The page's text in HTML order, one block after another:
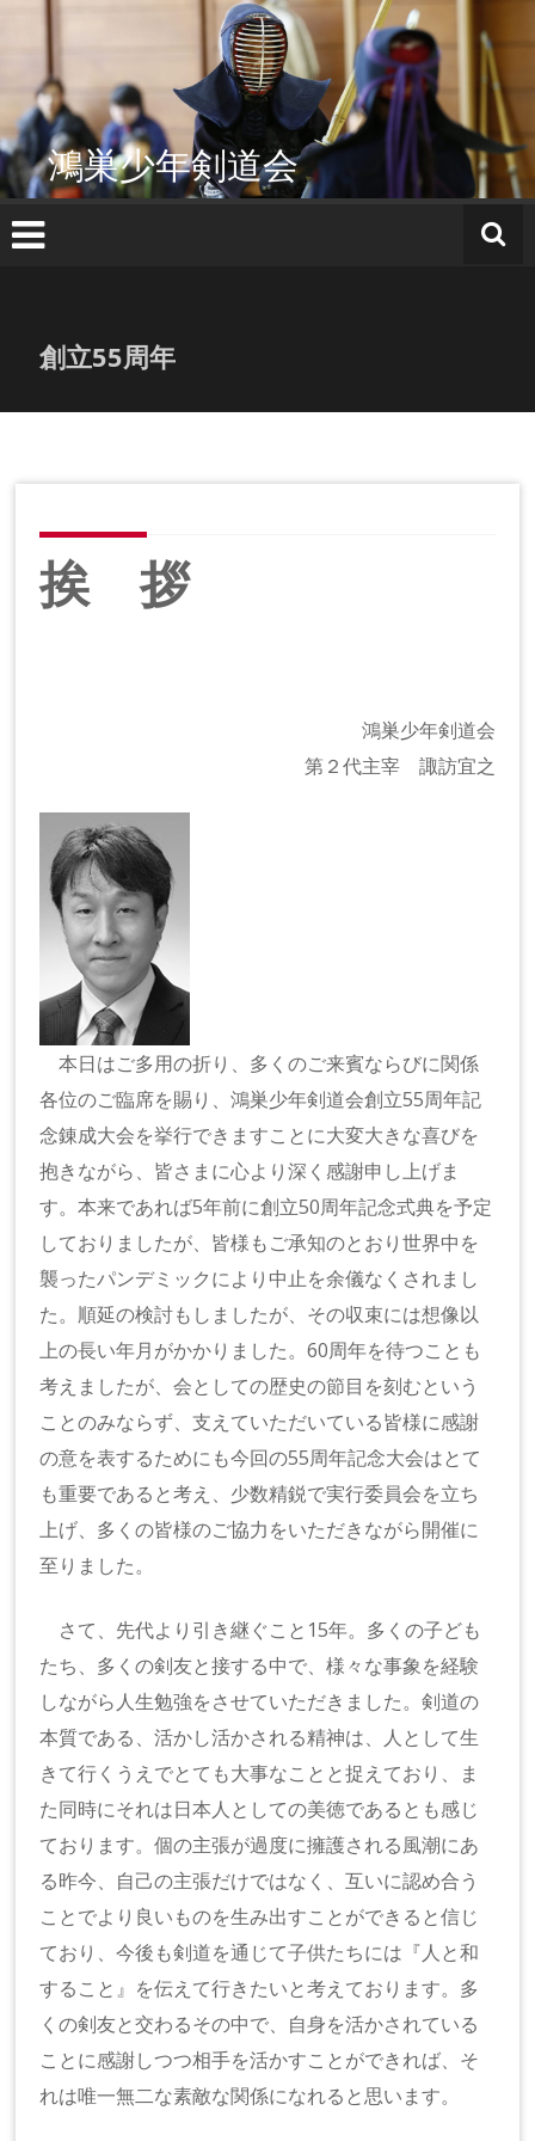
ツ
へ
ス
キ
ッ
鴻巣少年剣道会
創立55周年
挨 拶
鴻巣少年剣道会
第２代主宰 諏訪宜之
本日はご多用の折り、多くのご来賓ならびに関係
各位のご臨席を賜り、鴻巣少年剣道会創立55周年記
念錬成大会を挙行できますことに大変大きな喜びを
抱きながら、皆さまに心より深く感謝申し上げま
す。本来であれば5年前に創立50周年記念式典を予定
しておりましたが、皆様もご承知のとおり世界中を
襲ったパンデミックにより中止を余儀なくされまし
た。順延の検討もしましたが、その収束には想像以
上の長い年月がかかりました。60周年を待つことも
考えましたが、会としての歴史の節目を刻むという
ことのみならず、支えていただいている皆様に感謝
の意を表するためにも今回の55周年記念大会はとて
も重要であると考え、少数精鋭で実行委員会を立ち
上げ、多くの皆様のご協力をいただきながら開催に
至りました。
さて、先代より引き継ぐこと15年。多くの子ども
たち、多くの剣友と接する中で、様々な事象を経験
しながら人生勉強をさせていただきました。剣道の
本質である、活かし活かされる精神は、人として生
きて行くうえでとても大事なことと捉えており、ま
た同時にそれは日本人としての美徳であるとも感じ
ております。個の主張が過度に擁護される風潮にあ
る昨今、自己の主張だけではなく、互いに認め合う
ことでより良いものを生み出すことができると信じ
ており、今後も剣道を通じて子供たちには『人と和
すること』を伝えて行きたいと考えております。多
くの剣友と交わるその中で、自身を活かされている
ことに感謝しつつ相手を活かすことができれば、そ
れは唯一無二な素敵な関係になれると思います。